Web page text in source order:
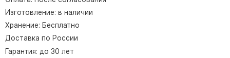
Памятники коричневые
Памятники из Дымовского гранита
Изготовление: в наличии
Хранение: Бесплатно
Доставка по России
Гарантия: до 30 лет